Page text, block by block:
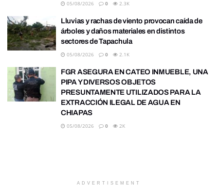
05/08/2026 0 2.3K
Lluvias y rachas de viento provocan caída de
árboles y daños materiales en distintos
sectores de Tapachula
05/08/2026 0 2.1K
FGR ASEGURA EN CATEO INMUEBLE, UNA
PIPA Y DIVERSOS OBJETOS
PRESUNTAMENTE UTILIZADOS PARA LA
EXTRACCIÓN ILEGAL DE AGUA EN
CHIAPAS
05/08/2026 0 2K
ADVERTISEMENT